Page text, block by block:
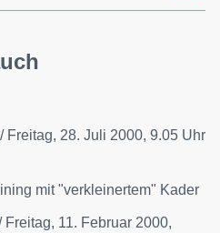
Freitag, 28. Juli 2000, 9.05 Uhr
mit "verkleinertem" Kader
11. Februar 2000,